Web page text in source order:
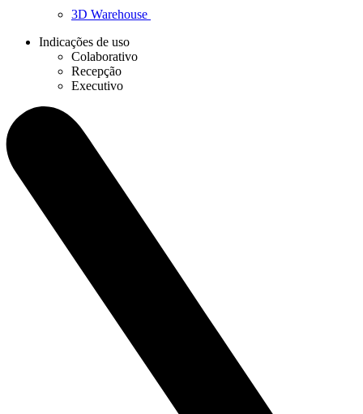
3D Warehouse
Indicações de uso
Colaborativo
Recepção
Executivo